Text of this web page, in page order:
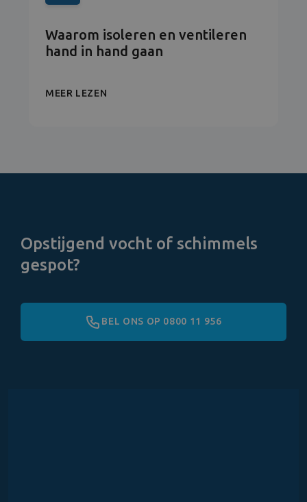
Waarom isoleren en ventileren
hand in hand gaan
MEER LEZEN
Opstijgend vocht of schimmels
gespot?
BEL ONS OP 0800 11 956